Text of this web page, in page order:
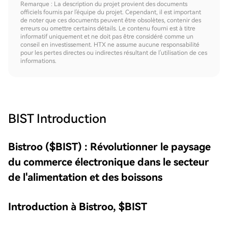
Remarque : La description du projet provient des documents
officiels fournis par l'équipe du projet. Cependant, il est important
de noter que ces documents peuvent être obsolètes, contenir des
erreurs ou omettre certains détails. Le contenu fourni est à titre
informatif uniquement et ne doit pas être considéré comme un
conseil en investissement. HTX ne assume aucune responsabilité
pour les pertes directes ou indirectes résultant de l'utilisation de ces
informations.
BIST Introduction
Bistroo ($BIST) : Révolutionner le paysage
du commerce électronique dans le secteur
de l'alimentation et des boissons
Introduction à Bistroo, $BIST